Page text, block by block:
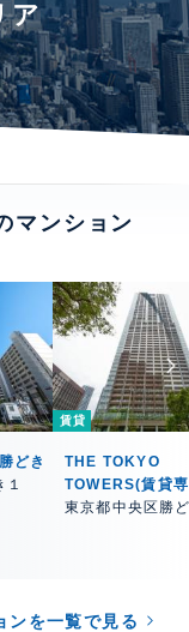
ア
マンション
どき
１
賃貸
THE TOKYO
TOWERS(賃貸
東京都中央区勝
ンを一覧で見る